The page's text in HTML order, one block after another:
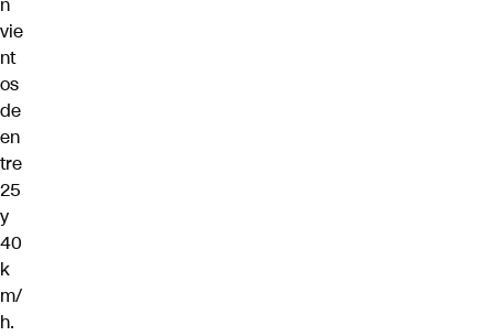
vie
nt
os
de
en
tre
25
y
40
k
m/
h.